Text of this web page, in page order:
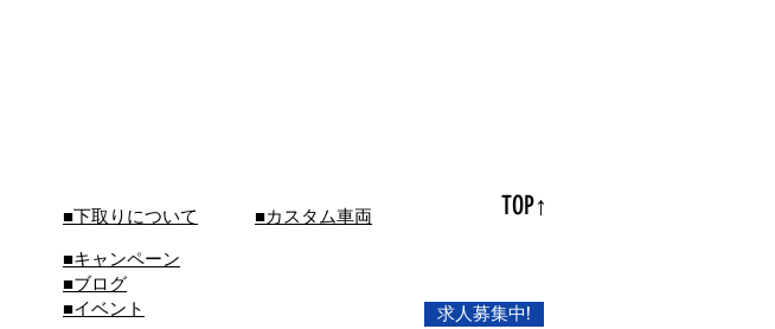
■下取りについて
■キャンペーン
■ブログ
■イベント
■カスタム車両 TOP↑
求人募集中!